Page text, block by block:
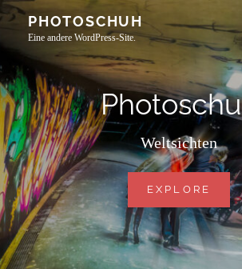
Skip
content
PHOTOSCHUH
Eine andere WordPress-Site.
Weltsichten
EXPLORE